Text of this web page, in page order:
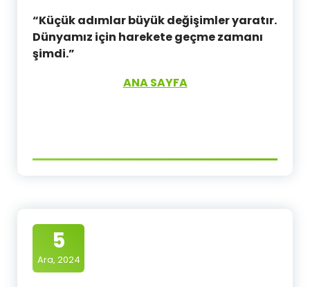
“Küçük adımlar büyük değişimler yaratır.
Dünyamız için harekete geçme zamanı
şimdi.”
ANA SAYFA
5
Ara, 2024